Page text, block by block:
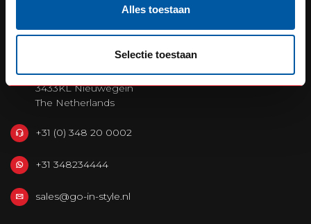
Alles toestaan
Selectie toestaan
OUR REPUTATION IS BUILT ON
SERVICE
Defensiedok 12
3433KL Nieuwegein
The Netherlands
+31 (0) 348 20 0002
+31 348234444
sales@go-in-style.nl